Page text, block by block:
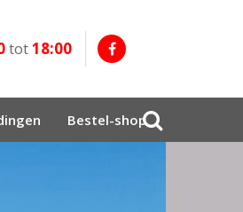
tot18:00
Bestel-shop